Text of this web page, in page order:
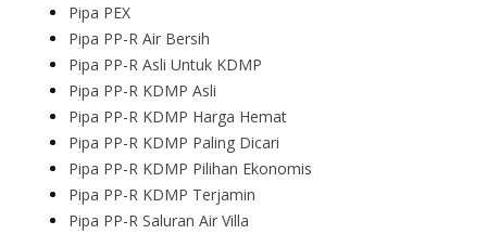
Pipa PEX
Pipa PP-R Air Bersih
Pipa PP-R Asli Untuk KDMP
Pipa PP-R KDMP Asli
Pipa PP-R KDMP Harga Hemat
Pipa PP-R KDMP Paling Dicari
Pipa PP-R KDMP Pilihan Ekonomis
Pipa PP-R KDMP Terjamin
Pipa PP-R Saluran Air Villa